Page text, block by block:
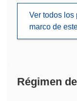
Ver todos los
marco de
Régimen